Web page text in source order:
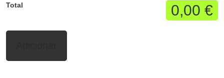
Total 0,00 €